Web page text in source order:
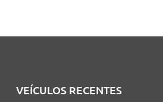
VEÍCULOS RECENTES